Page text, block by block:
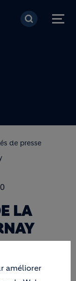
contenu
de presse
LA
améliorer